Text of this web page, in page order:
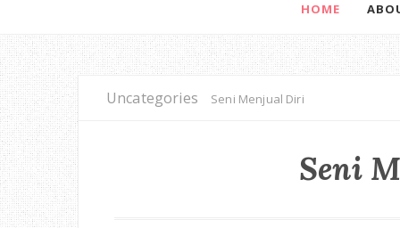
HOME
Uncategories Seni Menjual Diri
Seni